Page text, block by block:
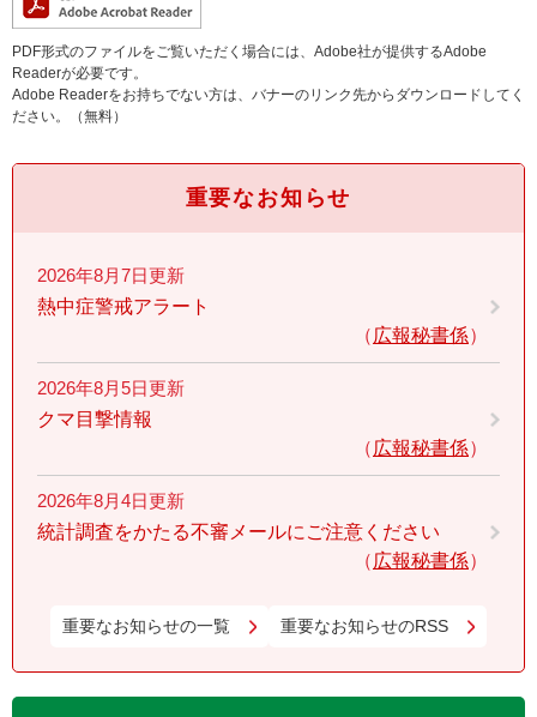
PDF形式のファイルをご覧いただく場合には、Adobe社が提供するAdobe
Readerが必要です。
Adobe Readerをお持ちでない方は、バナーのリンク先からダウンロードしてく
ださい。（無料）
重要なお知らせ
2026年8月7日更新
熱中症警戒アラート
広報秘書係
2026年8月5日更新
クマ目撃情報
広報秘書係
2026年8月4日更新
統計調査をかたる不審メールにご注意ください
広報秘書係
重要なお知らせの一覧 重要なお知らせのRSS